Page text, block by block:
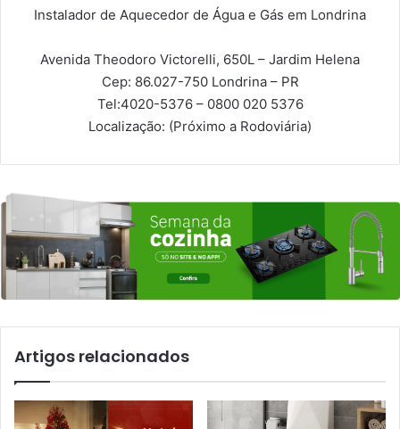
Instalador de Aquecedor de Água e Gás em Londrina
Avenida Theodoro Victorelli, 650L – Jardim Helena
Cep: 86.027-750 Londrina – PR
Tel:4020-5376 – 0800 020 5376
Localização: (Próximo a Rodoviária)
Artigos relacionados